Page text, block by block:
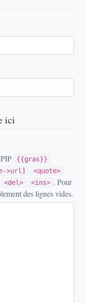
ici
{{gras}}
>url]
<quote>
<del> <ins> . Pour
des lignes vides.